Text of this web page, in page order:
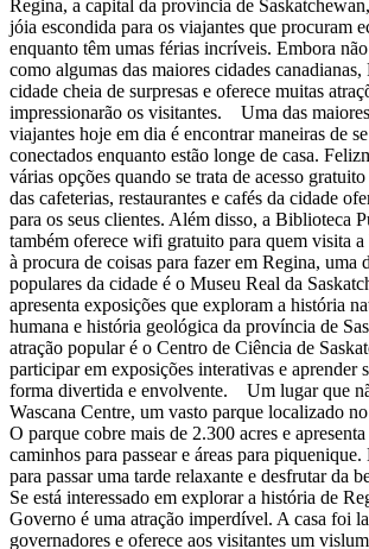
Regina, a capital da província de
jóia escondida para os viajantes que procuram
enquanto têm umas férias incríveis. Embora
como algumas das maiores cidades canadianas,
cidade cheia de surpresas e oferece muitas
impressionarão os visitantes. Uma das
viajantes hoje em dia é encontrar maneiras de
conectados enquanto estão longe de casa.
várias opções quando se trata de acesso
das cafeterias, restaurantes e cafés da cidade
para os seus clientes. Além disso, a Biblioteca
também oferece wifi gratuito para quem visita
à procura de coisas para fazer em Regina, uma
populares da cidade é o Museu Real da
apresenta exposições que exploram a história
humana e história geológica da província de
atração popular é o Centro de Ciência de
participar em exposições interativas e aprender
forma divertida e envolvente. Um lugar que
Wascana Centre, um vasto parque localizado
O parque cobre mais de 2.300 acres e
caminhos para passear e áreas para
para passar uma tarde relaxante e desfrutar da
Se está interessado em explorar a história de
Governo é uma atração imperdível. A casa foi
governadores e oferece aos visitantes um